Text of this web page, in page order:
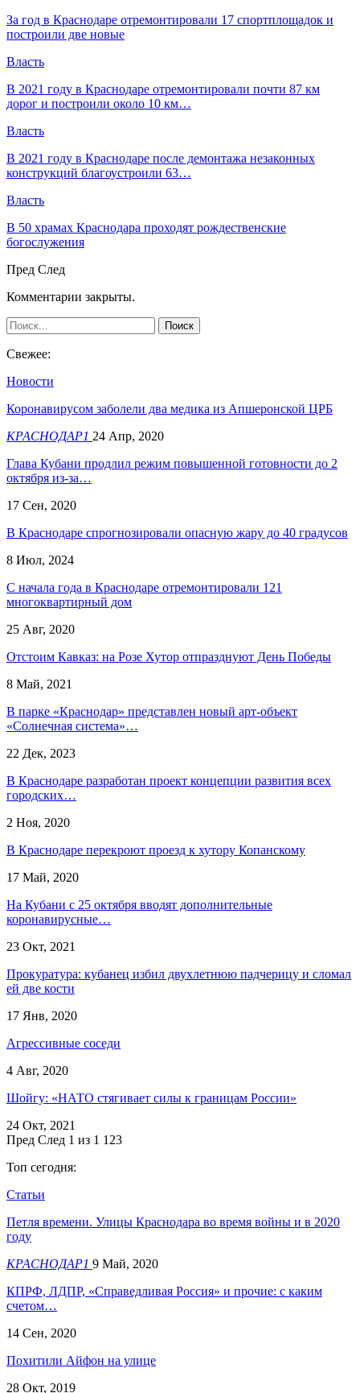
За год в Краснодаре отремонтировали 17 спортплощадок и
построили две новые
Власть
В 2021 году в Краснодаре отремонтировали почти 87 км
дорог и построили около 10 км…
Власть
В 2021 году в Краснодаре после демонтажа незаконных
конструкций благоустроили 63…
Власть
В 50 храмах Краснодара проходят рождественские
богослужения
Пред След
Комментарии закрыты.
Свежее:
Новости
Коронавирусом заболели два медика из Апшеронской ЦРБ
КРАСНОДАР1 24 Апр, 2020
Глава Кубани продлил режим повышенной готовности до 2
октября из-за…
17 Сен, 2020
В Краснодаре спрогнозировали опасную жару до 40 градусов
8 Июл, 2024
С начала года в Краснодаре отремонтировали 121
многоквартирный дом
25 Авг, 2020
Отстоим Кавказ: на Розе Хутор отпразднуют День Победы
8 Май, 2021
В парке «Краснодар» представлен новый арт-объект
«Солнечная система»…
22 Дек, 2023
В Краснодаре разработан проект концепции развития всех
городских…
2 Ноя, 2020
В Краснодаре перекроют проезд к хутору Копанскому
17 Май, 2020
На Кубани с 25 октября вводят дополнительные
коронавирусные…
23 Окт, 2021
Прокуратура: кубанец избил двухлетнюю падчерицу и сломал
ей две кости
17 Янв, 2020
Агрессивные соседи
4 Авг, 2020
Шойгу: «НАТО стягивает силы к границам России»
24 Окт, 2021
Пред След 1 из 1 123
Топ сегодня:
Статьи
Петля времени. Улицы Краснодара во время войны и в 2020
году
КРАСНОДАР1 9 Май, 2020
КПРФ, ЛДПР, «Справедливая Россия» и прочие: с каким
счетом…
14 Сен, 2020
Похитили Айфон на улице
28 Окт, 2019